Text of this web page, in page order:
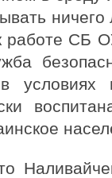
ничего
работе СБ
условиях